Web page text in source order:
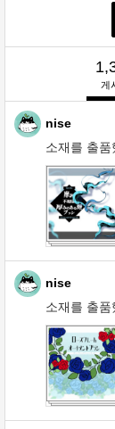
게
nise
소재를 출품
nise
소재를 출품